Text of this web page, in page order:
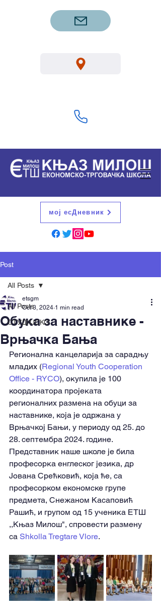
мој есДневник
Post
All Posts
СТУДИЈСКО
All Posts
Обука за наставнике -
Врњачка Бања
etsgm
Oct 3, 2024 1 min read
Регионална канцеларија за сарадњу
младих (Regional Youth Cooperation
Office - RYCO), окупила је 100
координатора пројеката
регионалних размена на обуци за
наставнике, која је одржана у
Врњачкој Бањи, у периоду од 25. до
28. септембра 2024. године.
Представник наше школе је била
професорка енглеског језика, др
Јована Срећковић, која ће, са
професорком економске групе
предмета, Снежаном Касаповић
Рашић, и групом од 15 ученика ЕТШ
,,Књаз Милош", спровести размену
са Shkolla Tregtare Vlore.